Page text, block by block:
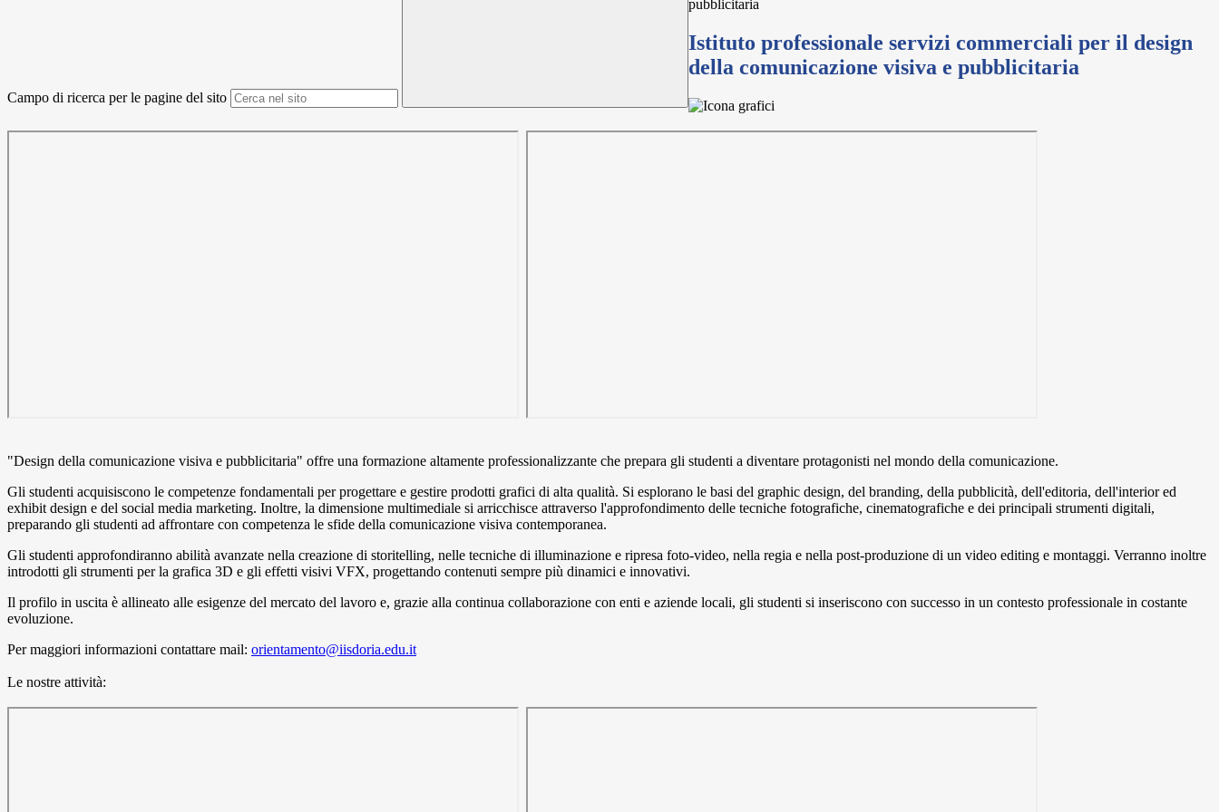
Campo di ricerca per le pagine del sito
pubblicitaria
Istituto professionale servizi commerciali per il design
della comunicazione visiva e pubblicitaria
"Design della comunicazione visiva e pubblicitaria" offre una formazione altamente professionalizzante che prepara gli studenti a diventare protagonisti nel mondo della comunicazione.
Gli studenti acquisiscono le competenze fondamentali per progettare e gestire prodotti grafici di alta qualità. Si esplorano le basi del graphic design, del branding, della pubblicità, dell'editoria, dell'interior ed
exhibit design e del social media marketing. Inoltre, la dimensione multimediale si arricchisce attraverso l'approfondimento delle tecniche fotografiche, cinematografiche e dei principali strumenti digitali,
preparando gli studenti ad affrontare con competenza le sfide della comunicazione visiva contemporanea.
Gli studenti approfondiranno abilità avanzate nella creazione di storitelling, nelle tecniche di illuminazione e ripresa foto-video, nella regia e nella post-produzione di un video editing e montaggi. Verranno inoltre
introdotti gli strumenti per la grafica 3D e gli effetti visivi VFX, progettando contenuti sempre più dinamici e innovativi.
Il profilo in uscita è allineato alle esigenze del mercato del lavoro e, grazie alla continua collaborazione con enti e aziende locali, gli studenti si inseriscono con successo in un contesto professionale in costante
evoluzione.
Per maggiori informazioni contattare mail: orientamento@iisdoria.edu.it
Le nostre attività: